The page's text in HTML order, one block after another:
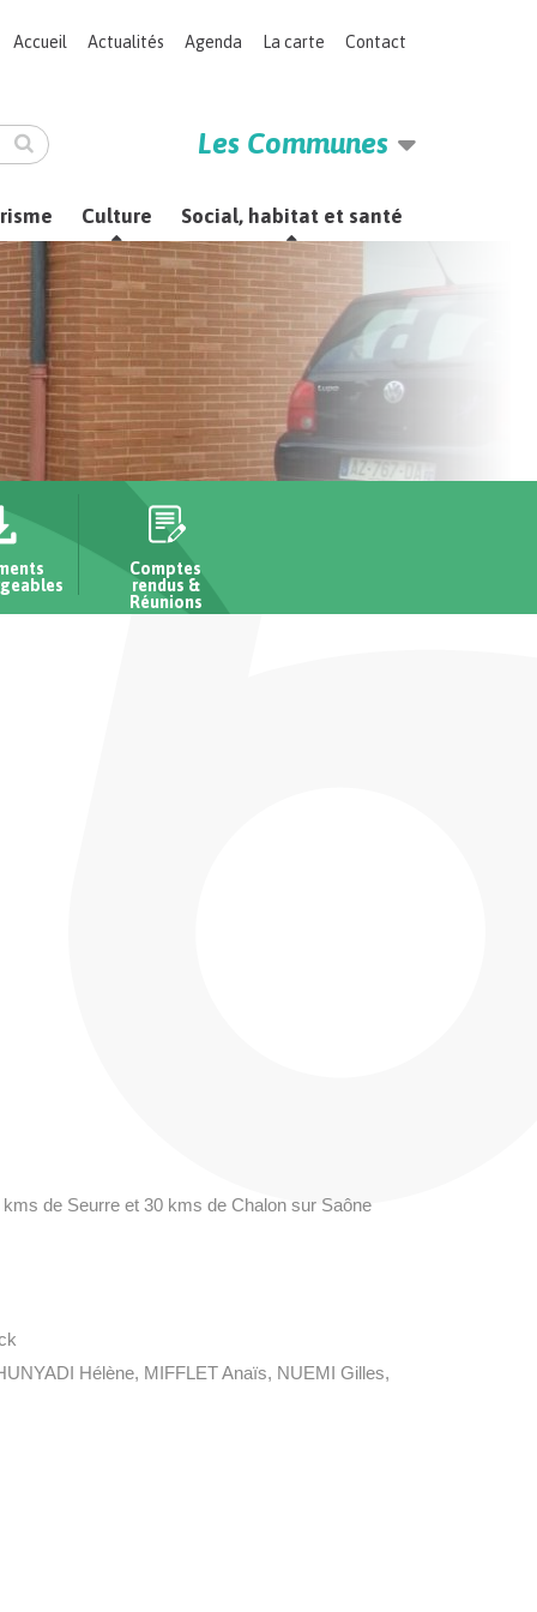
Ok Les Communes
Accueil Actualités Agenda La carte Contact
Culture Social, habitat et santé
Comptes
rendus &
Réunions
de Seurre et 30 kms de Chalon sur Saône
Hélène, MIFFLET Anaïs, NUEMI Gilles,